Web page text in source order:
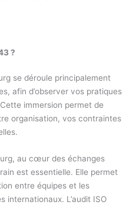
?
se déroule principalement
afin d’observer vos pratiques
immersion permet de
organisation, vos contraintes
au cœur des échanges
est essentielle. Elle permet
entre équipes et les
internationaux. L’audit ISO